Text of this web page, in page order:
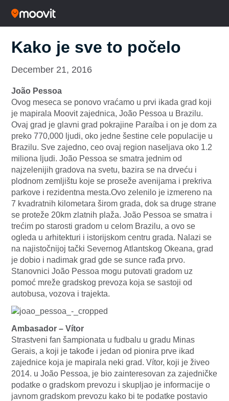
Kako je sve to počelo
December 21, 2016
João Pessoa
Ovog meseca se ponovo vraćamo u prvi ikada grad koji
je mapirala Moovit zajednica, João Pessoa u Brazilu.
Ovaj grad je glavni grad pokrajine Paraíba i on je dom za
preko 770,000 ljudi, oko jedne šestine cele populacije u
Brazilu. Sve zajedno, ceo ovaj region naseljava oko 1.2
miliona ljudi. João Pessoa se smatra jednim od
najzelenijih gradova na svetu, bazira se na drveću i
plodnom zemljištu koje se proseže avenijama i prekriva
parkove i rezidentna mesta.Ovo zelenilo je izmereno na
7 kvadratnih kilometara širom grada, dok sa druge strane
se proteže 20km zlatnih plaža. João Pessoa se smatra i
trećim po starosti gradom u celom Brazilu, a ovo se
ogleda u arhitekturi i istorijskom centru grada. Nalazi se
na najistočnijoj tački Severnog Atlantskog Okeana, grad
je dobio i nadimak grad gde se sunce rađa prvo.
Stanovnici João Pessoa mogu putovati gradom uz
pomoć mreže gradskog prevoza koja se sastoji od
autobusa, vozova i trajekta.
Ambasador – Vítor
Strastveni fan šampionata u fudbalu u gradu Minas
Gerais, a koji je takođe i jedan od pionira prve ikad
zajednice koja je mapirala neki grad. Vítor, koji je živeo
2014. u João Pessoa, je bio zainteresovan za zajedničke
podatke o gradskom prevozu i skupljao je informacije o
javnom gradskom prevozu kako bi te podatke postavio